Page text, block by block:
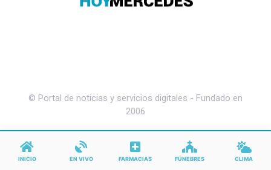
© Portal de noticias y servicios digitales - Fundado en
2006
INICIO EN VIVO FARMACIAS FÚNEBRES CLIMA